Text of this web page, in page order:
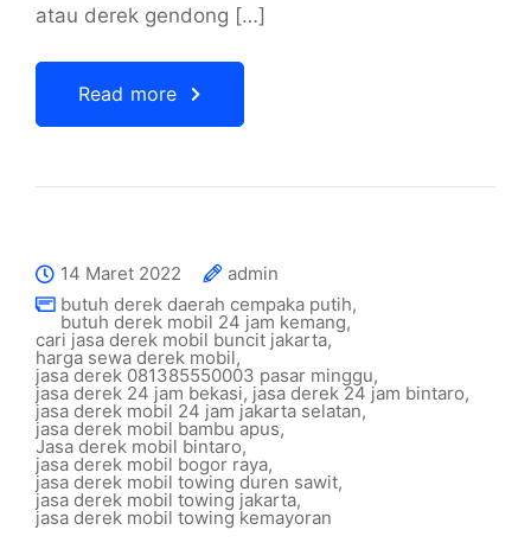
atau derek gendong […]
Read more
14 Maret 2022
admin
butuh derek daerah cempaka putih,
butuh derek mobil 24 jam kemang,
cari jasa derek mobil buncit jakarta,
harga sewa derek mobil,
jasa derek 081385550003 pasar minggu,
jasa derek 24 jam bekasi, jasa derek 24 jam bintaro,
jasa derek mobil 24 jam jakarta selatan,
jasa derek mobil bambu apus,
Jasa derek mobil bintaro,
jasa derek mobil bogor raya,
jasa derek mobil towing duren sawit,
jasa derek mobil towing jakarta,
jasa derek mobil towing kemayoran